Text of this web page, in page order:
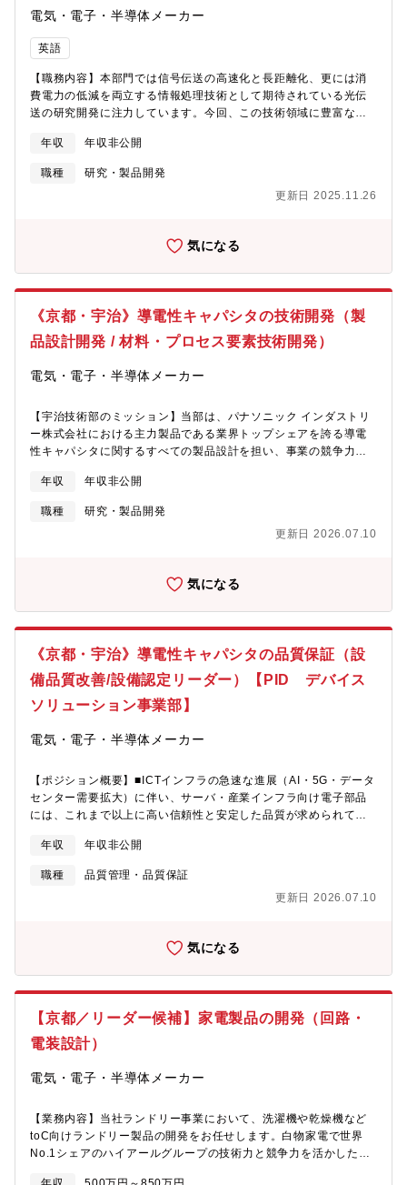
拠点に拡がるグローバルネットワークを活かし、海外売上は年々
増加傾向にあります。近年、ドイツ・ミュンヘンに新拠点を設立
し、またスウェーデンのWEMO社をYUSHINグループの一員に迎
えました。ヨーロッパでのシェア拡大を目指しています。■会社の
安定性自己資本比率80％以上、設立以来連続黒字を達成し、無借
金経営を継続するという抜群の安定感がございます。◎数字で見
る同社の魅力◎■グロバールシェア№1（プラスチック射出成形品
取出ロボット、グローバルシェア1位（2025年現在））■特許70
利益率9.9％（2024年度実績）■海外売上比率62.9％（海外売上は
年々増加。今後、新興国での需要拡大を予測しています。（2024
社者の定着率100%。（2025年現在）
プの安定性/将来性≫包装・梱包機械のトップシェアメーカーであ
大手メーカーと取引があるため、安定した経営基盤があります。
も高い水準です。■スキルアップできる環境：お客様のニーズに合
わせて一品一様で作っていくため、同じものが2つとありません。
常に世の中にない製品を作っていく難しさはありますが、その分
電気・電子・半導体メーカー
英語
【職務内容】本部門では信号伝送の高速化と長距離化、更には消
費電力の低減を両立する情報処理技術として期待されている光伝
送の研究開発に注力しています。今回、この技術領域に豊富な知
フォトニクス関連の事業創出をはかります。また本職種は入社
後、光電集積モジュールのFAEとして顧客対応の窓口となって頂
き、客先での動作サポートに加えて、顧客要求のフィードバッ
ク、アフターフォローなど多岐の業務を遂行して頂きたいと考え
業創出の礎となるフォトニクス関連の技術開発の中心的役割を担
画や商品企画などの部署でスキルの幅を広げたり、海外赴任やマ
力】■少数精鋭のため、様々な業務を経験することで自身の成長に
つながります。■自主性を重んじる職場のため、各自の裁量とやる
に活躍の場が広がります。■新製品に関する知見や経験を習得する
部品メーカーとして1959年に京都で設立し、以降、半導体関連部
品、電子部品や通信端末・機器、太陽光発電システムなど、事業
領域を広げ、現在では、連結売上高2兆円を超えるグローバル企業
へと成長し、世界30カ国以上に約300のグループ会社を有してい
業 ■自己資本比率：約71％■海外売上比率：約70％ ■半導体用
セラミックパッケージ／プリンタヘッドなどで世界シェアトップ
し、経済変動にも強い多角化経営■無借金経営 × 黒字継続という、
医療機器など、未来成長市場に直結した製品群■「部品から完成品
まで」製造できる統合力で、他社と一線を画したモノづくり体制■
社員の声を尊重する文化と、若手でも裁量を持って活躍できる組
織風土■グローバル志向が強く、海外駐在・技術展開のチャンスも
豊富
年収 年収非公開
職種
研究・製品開発
更新日 2025.11.26
気になる
《京都・宇治》導電性キャパシタの技術開発（製
品設計開発 / 材料・プロセス要素技術開発）
電気・電子・半導体メーカー
【宇治技術部のミッション】当部は、パナソニック インダストリ
ー株式会社における主力製品である業界トップシェアを誇る導電
性キャパシタに関するすべての製品設計を担い、事業の競争力を
る「品質・性能」をベストなタイミングで他社に先駆け提案する
ことで、社会にサプライズを連打することをミッションとしてい
ます。【開発課のミッション】当課は、導電性キャパシタ事業の
中長期的な成長を支える新製品の開発部門です。市場やお客様の
評価・解析、量産立上げまでを一貫して推進すると共に、品質・
を目指しています。【募集背景】AIサーバーや車載の電装化な
化・高信頼性がますます求められています。市場動向を踏まえ、
当課では中長期の事業成長を見据えた次世代製品の開発テーマを
強化するため、新たなメンバーを募集します。【担当業務と役
造開発）【具体的な仕事内容】・導電性キャパシタの製品設計、
に向けた製品構造の量産化設計、特定工程のプロジェクト管理、
および関連する要素技術開発を推進頂きます。【この仕事を通じ
て得られること】・製品設計、材料・プロセス開発、量産化検討
を俯瞰できる技術者として成長することができます。・社外、社
力、事業戦略に関する視点を身に付けることができます。・他拠
点やサプライヤとの連携を通じて、技術開発に必要な人的ネット
ームで開発を進める職場です。ベテラン社員、新入社員、キャリ
携しており、生産設備や現場の声、現物を確認・反映しながら技
術開発を推進しています。【キャリアパス】・まずは配属拠点に
性を磨いていただきます。・将来的には、専門性を深めるキャリ
発の中核人財、マネジメント職など、経験や適性に応じて活躍の
幅を広げていくことを想定しております。また、拠点をまたいだ
知見・技術の習得を通じて、中長期的な成長を支援することも可
能です。【配属部門】 デバイスソリューション事業部 ＳＰ－Ｃ
年収 年収非公開
職種
研究・製品開発
更新日 2026.07.10
気になる
《京都・宇治》導電性キャパシタの品質保証（設
備品質改善/設備認定リーダー）【PID デバイス
ソリューション事業部】
電気・電子・半導体メーカー
【ポジション概要】■ICTインフラの急速な進展（AI・5G・データ
センター需要拡大）に伴い、サーバ・産業インフラ向け電子部品
には、これまで以上に高い信頼性と安定した品質が求められてい
領域において高い市場競争力を誇り、その品質を支えているのが
「設備品質」です。本ポジションでは、設備品質の観点から新規
設備・改造設備の品質を見極め、安定したものづくりを実現する
リーダーとしてご活躍いただきます。【宇治品質保証部のミッシ
いシェアを有しており、今後も顧客要求に応え続けるためには、
す。そのため、品質保証部では製品品質の確保に加え、品質を作
超える品質の実現を目指しています。【品質技術課のミッショ
ン】■新製品・変更品に対する品質見極め、およびそれを生産する
構築することがミッションです。単なる品質確認ではなく、設備
いただきます。・設備品質評価・認定新規設備・改造設備の品質
評価および認定設備DR（デザインレビュー）への参加および課題
レビュー設備認定の実施および見届け・品質改善活動設備品質に
関する課題抽出および対策立案・実行設備保全・工程管理部門と
年収 年収非公開
職種
品質管理・品質保証
更新日 2026.07.10
気になる
【京都／リーダー候補】家電製品の開発（回路・
電装設計）
電気・電子・半導体メーカー
【業務内容】当社ランドリー事業において、洗濯機や乾燥機など
toC向けランドリー製品の開発をお任せします。白物家電で世界
No.1シェアのハイアールグループの技術力と競争力を活かした開